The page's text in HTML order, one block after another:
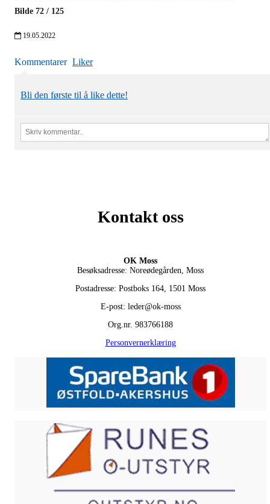
Bilde 72 / 125
19.05.2022
Kommentarer Liker
Bli den første til å like dette!
Kontakt oss
OK Moss
Besøksadresse: Noreødegården, Moss
Postadresse: Postboks 164, 1501 Moss
E-post: leder@ok-moss
Org.nr. 983766188
Personvernerklæring